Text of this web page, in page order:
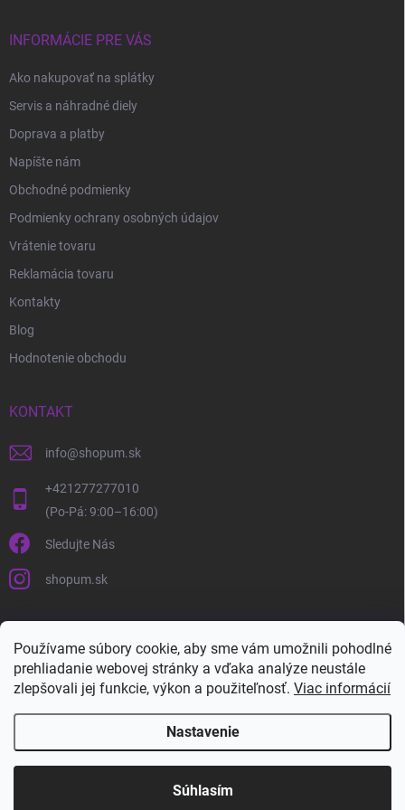
Používame súbory cookie, aby sme vám umožnili pohodlné
prehliadanie webovej stránky a vďaka analýze neustále
zlepšovali jej funkcie, výkon a použiteľnosť. Viac informácií
Nastavenie
Súhlasím
INFORMÁCIE PRE VÁS
Ako nakupovať na splátky
Servis a náhradné diely
Doprava a platby
Napíšte nám
Obchodné podmienky
Podmienky ochrany osobných údajov
Vrátenie tovaru
Reklamácia tovaru
Kontakty
Blog
Hodnotenie obchodu
KONTAKT
info@shopum.sk
+421277277010
Sledujte Nás
shopum.sk
Shopum.sk . Všetky práva vyhradené.